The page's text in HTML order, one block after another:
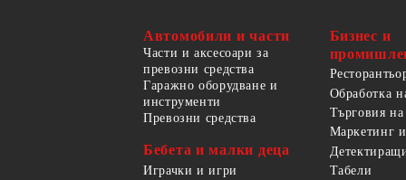
Автомобили и части
Части и аксесоари за
превозни средства
Гаражно оборудване и
инструменти
Превозни средства
Бебета и малки деца
Играчки и игри
Бизнес и
Обработка
Търговия
Маркетинг
Табели